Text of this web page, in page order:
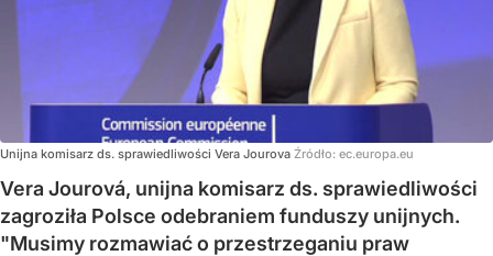
Unijna komisarz ds. sprawiedliwości Vera Jourova Źródło: ec.europa.eu
Vera Jourová, unijna komisarz ds. sprawiedliwości
zagroziła Polsce odebraniem funduszy unijnych.
"Musimy rozmawiać o przestrzeganiu praw